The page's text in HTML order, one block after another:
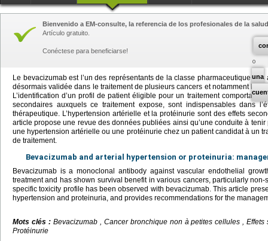
una
Bienvenido a EM-consulte, la referencia de los profesionales de la
Artículo gratuito.
Conéctese para beneficiarse!
Le bevacizumab est l’un des représentants de la classe pharmaceutique
désormais validée dans le traitement de plusieurs cancers et notamment le
L’identification d’un profil de patient éligible pour un traitement comportant
secondaires auxquels ce traitement expose, sont indispensables dans
thérapeutique. L’hypertension artérielle et la protéinurie sont des effets
article propose une revue des données publiées ainsi qu’une conduite à
une hypertension artérielle ou une protéinurie chez un patient candidat à un
de traitement.
Bevacizumab and arterial hypertension or proteinuria:
Bevacizumab is a monoclonal antibody against vascular endothelial
treatment and has shown survival benefit in various cancers, particularly
specific toxicity profile has been observed with bevacizumab. This article
hypertension and proteinuria, and provides recommendations for the
Mots clés : Bevacizumab , Cancer bronchique non à petites cellules ,
Protéinurie